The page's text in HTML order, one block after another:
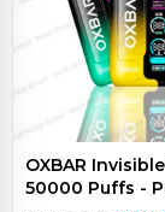
OXBAR
50000 Puffs -